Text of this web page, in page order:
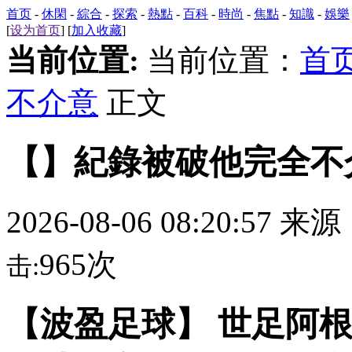
首页 - 休閑 - 綜合 - 探索 - 熱點 - 百科 - 時尚 - 焦點 - 知識 - 娛樂
[设为首页] [加入收藏]
当前位置: 当前位置： 首
不介意 正文
【】紀錄被破他完全
2026-08-06 08:20:57 来源
击:965次
【波盈足球】 世足阿